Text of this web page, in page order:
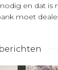
en dat is
moet